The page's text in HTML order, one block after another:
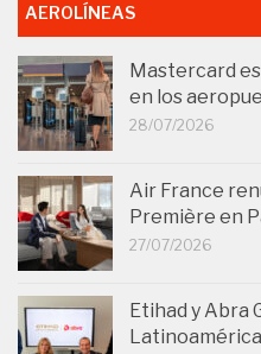
AEROLÍNEAS
Mastercard
en los
28/07/2026
Air France
Première en
27/07/2026
Etihad y Abra